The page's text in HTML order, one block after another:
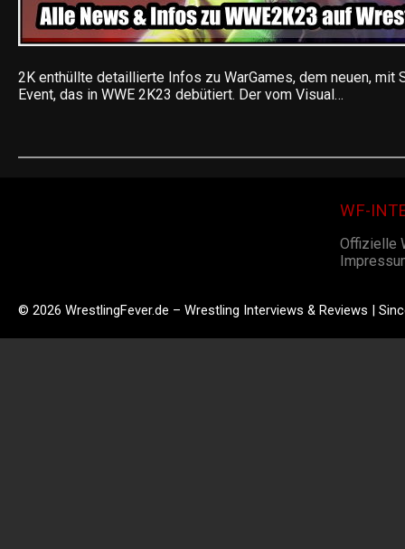
2K enthüllte detaillierte Infos zu WarGames, dem neuen, mit
Event, das in WWE 2K23 debütiert. Der vom Visual…
WF-
Offizielle
© 2026 WrestlingFever.de – Wrestling Interviews & Reviews |